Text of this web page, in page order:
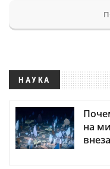
НАУКА
на